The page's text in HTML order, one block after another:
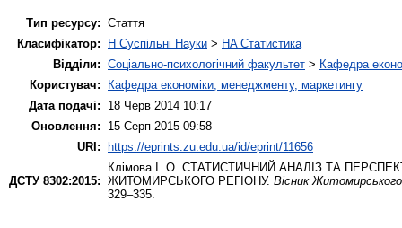
Тип ресурсу: Стаття
Класифікатор:
H Суспільні Науки > HA Статистика
Відділи: Соціально-психологічний факультет > Кафедра
Користувач:
Кафедра економіки, менеджменту, маркетингу
Дата подачі:
18 Черв 2014 10:17
Оновлення:
15 Серп 2015 09:58
URI: https://eprints.zu.edu.ua/id/eprint/11656
ДСТУ 8302:2015:
Клімова І. О. СТАТИСТИЧНИЙ АНАЛІЗ ТА
ЖИТОМИРСЬКОГО РЕГІОНУ. Вісник
329–335.